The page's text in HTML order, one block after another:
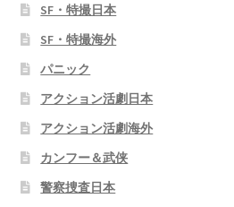
SF・特撮日本
SF・特撮海外
パニック
アクション活劇日本
アクション活劇海外
カンフー＆武侠
警察捜査日本